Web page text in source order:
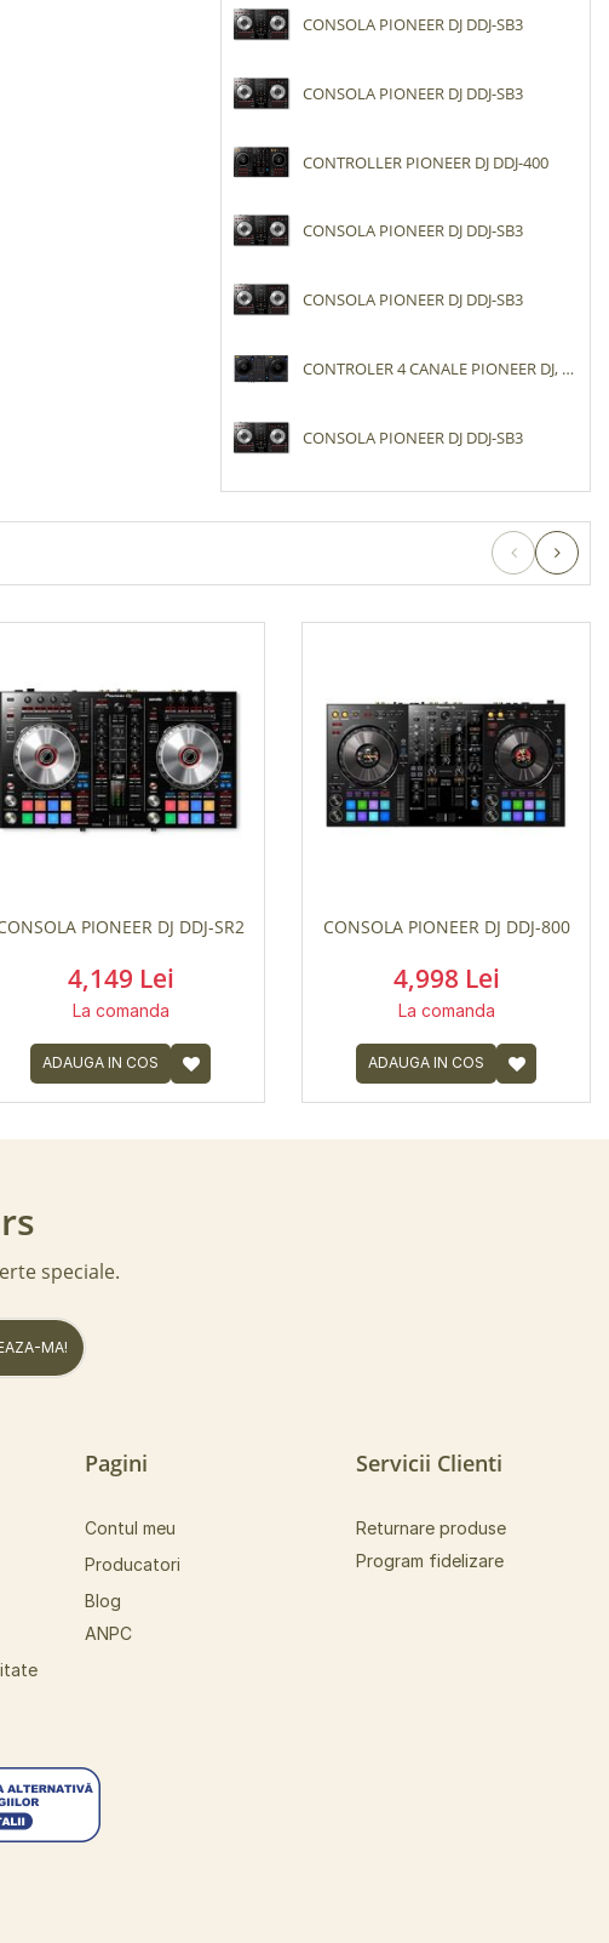
CONSOLA PIONEER DJ DDJ-SB3
CONSOLA PIONEER DJ DDJ-SB3
CONTROLLER PIONEER DJ DDJ-400
CONSOLA PIONEER DJ DDJ-SB3
CONSOLA PIONEER DJ DDJ-SB3
CONTROLER 4 CANALE PIONEER DJ, DDJ-FLX6, NEGRU
CONSOLA PIONEER DJ DDJ-SB3
PIONEER DJ DDJ-SR2
4,149 Lei
La comanda
ADAUGA IN COS
CONSOLA PIONEER DJ DDJ-800
4,998 Lei
La comanda
ADAUGA IN COS
speciale.
MA!
Pagini
Contul meu
Producatori
Blog
ANPC
Servicii Clienti
Returnare produse
Program fidelizare